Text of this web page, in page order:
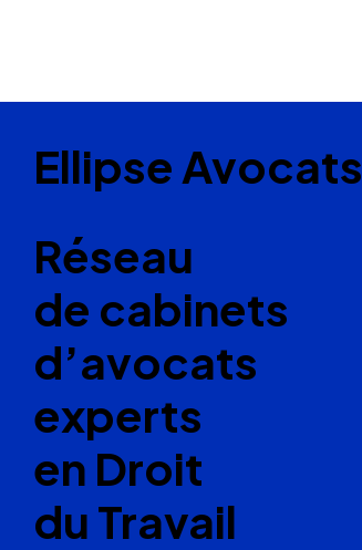
Ellipse Avocats
Réseau
de cabinets
d’avocats
experts
en Droit
du Travail